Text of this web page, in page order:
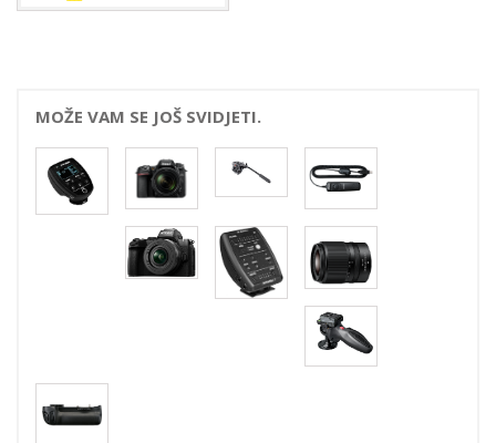
MOŽE VAM SE JOŠ SVIDJETI.